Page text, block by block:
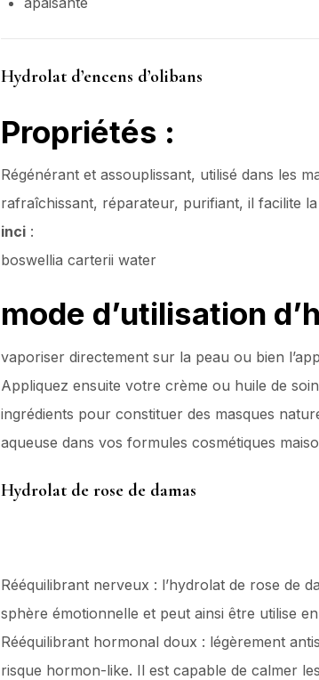
Hydrolat d’encens d’olibans
Propriétés :
Régénérant et assouplissant, utilisé dans les
rafraîchissant, réparateur, purifiant, il facilite
inci :
boswellia carterii water
mode d’utilisation
vaporiser directement sur la peau ou bien
Appliquez ensuite votre crème ou huile de
ingrédients pour constituer des masques
aqueuse dans vos formules cosmétiques
Hydrolat de rose de damas
Rééquilibrant nerveux : l’hydrolat de rose de
sphère émotionnelle et peut ainsi être utilise
Rééquilibrant hormonal doux : légèrement
risque hormon-like. Il est capable de calmer